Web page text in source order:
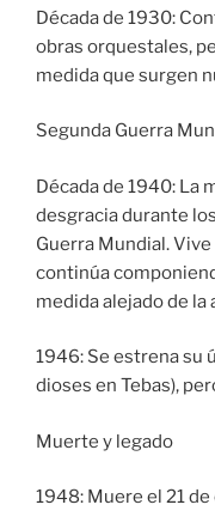
Década de 1930:
obras orquestales,
medida que surgen
Segunda Guerra
Década de 1940: La
desgracia durante
Guerra Mundial.
continúa
medida alejado de la
1946: Se estrena su
dioses en Tebas),
Muerte y legado
1948: Muere el 21